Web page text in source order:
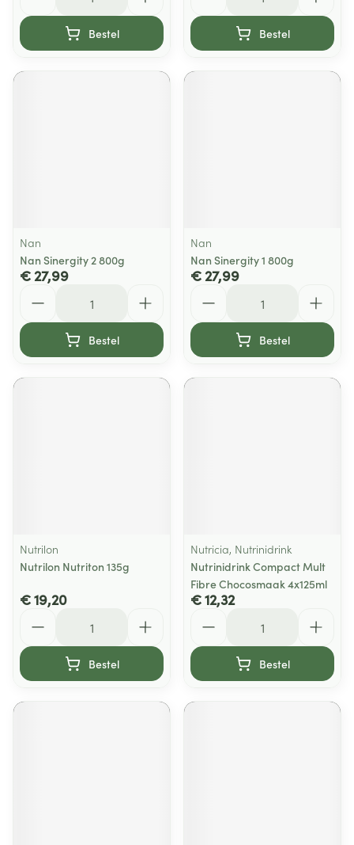
Bestel Bestel
Nan
Nan Sinergity 2 800g
€ 27,99
Bestel
Nan
Nan Sinergity 1 800g
€ 27,99
Bestel
Nutrilon
Nutrilon Nutriton 135g
€ 19,20
Bestel
Nutricia, Nutrinidrink
Nutrinidrink Compact Mult
Fibre Chocosmaak 4x125ml
€ 12,32
Bestel